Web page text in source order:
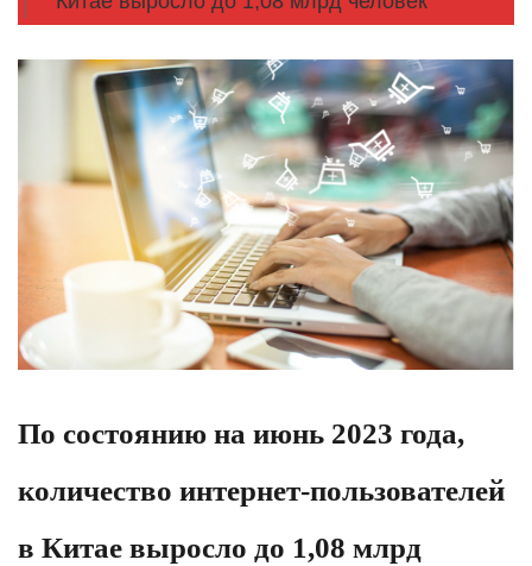
По состоянию на июнь 2023 года,
количество интернет-пользователей
в Китае выросло до 1,08 млрд